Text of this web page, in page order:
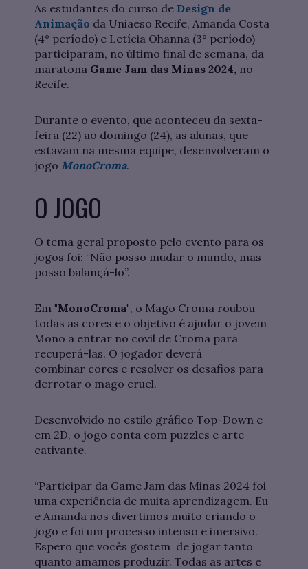
As estudantes do curso de Design de
Animação da Uniaeso Recife, Amanda Costa
(4° período) e Letícia Ohanna (3° período)
participaram, no último final de semana, da
maratona Game Jam das Minas 2024, no
Recife.
Durante o evento, que aconteceu da sexta-
feira (22) ao domingo (24), as alunas, que
estavam na mesma equipe, desenvolveram o
jogo MonoCroma.
O JOGO
O tema geral proposto pelo evento para os
jogos foi: “Não posso mudar o mundo, mas
posso balançá-lo”.
Em "MonoCroma", o Mago Croma roubou
todas as cores e o objetivo é ajudar o jovem
Mono a entrar no covil de Croma para
recuperá-las. O jogador deverá
combinar cores e resolver os desafios para
derrotar o mago cruel.
Desenvolvido no estilo gráfico Top-Down e
em 2D, o jogo conta com puzzles e arte
cativante.
“Participar da Game Jam das Minas 2024 foi
uma experiência de muita aprendizagem. Eu
e Amanda nos divertimos muito criando o
jogo e foi um processo intenso e imersivo.
Espero que vocês gostem de jogar tanto
quanto amamos produzir. Todas as artes e